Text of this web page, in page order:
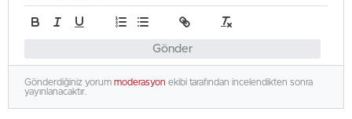
Gönder
Gönderdiğiniz yorum moderasyon ekibi tarafından incelendikten sonra
yayınlanacaktır.